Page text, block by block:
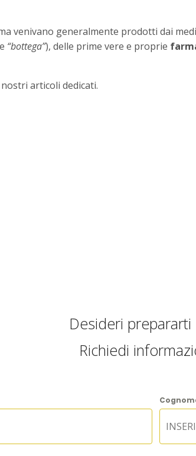
venivano generalmente prodotti dai
“bottega”), delle prime vere e proprie
articoli dedicati.
Desideri prepararti
Richiedi